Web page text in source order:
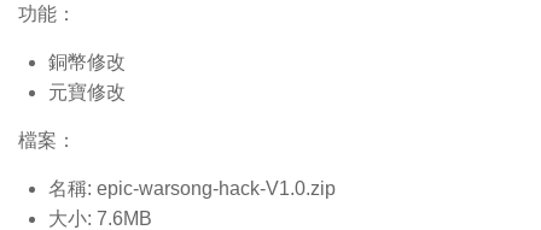
功能：
銅幣修改
元寶修改
檔案：
名稱: epic-warsong-hack-V1.0.zip
大小: 7.6MB